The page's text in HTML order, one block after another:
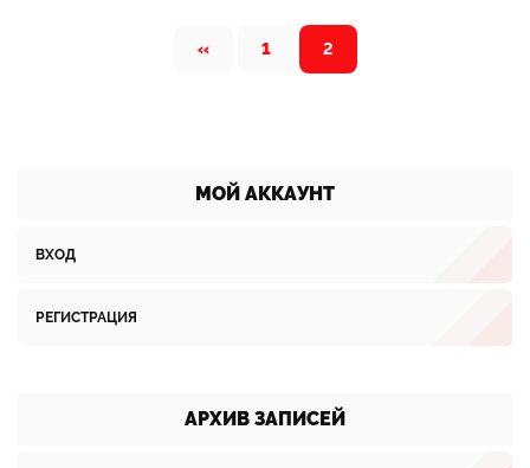
« 1 2
МОЙ АККАУНТ
ВХОД
РЕГИСТРАЦИЯ
АРХИВ ЗАПИСЕЙ